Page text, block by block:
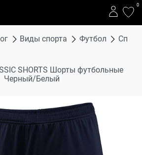
0
Виды спорта Футбол
SHORTS Шорты футбольные
Черный/Белый